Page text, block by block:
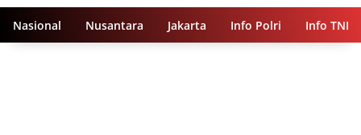
Nasional Nusantara Jakarta Info Polri Info TNI